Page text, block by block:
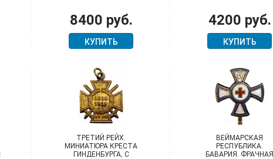
НАГРАДАМИ
8400 руб.
КУПИТЬ
РЕДКОСТЬ!
4200 руб.
КУПИТЬ
ТРЕТИЙ РЕЙХ.
МИНИАТЮРА КРЕСТА
ГИНДЕНБУРГА, С
ВЕЙМАРСКАЯ
РЕСПУБЛИКА.
БАВАРИЯ. ФРАЧНАЯ